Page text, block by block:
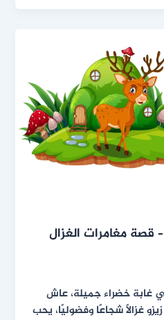
مغامرات الغزال
غابة خضراء جميلة، عاش
غزالًا شجاعًا وفضوليًا، يحب